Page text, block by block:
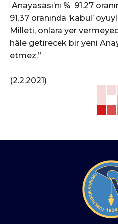
Anayasası’nı % 91.27
91.37 oranında ‘kabul’
Milleti, onlara yer
hâle getirecek bir yeni
etmez.”
(2.2.2021)